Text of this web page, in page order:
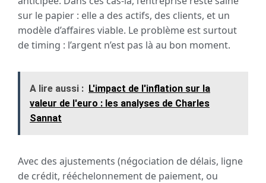
sur le papier : elle a des actifs, des clients, et un
modèle d’affaires viable. Le problème est surtout
de timing : l’argent n’est pas là au bon moment.
A lire aussi : L'impact de l'inflation sur la
valeur de l'euro : les analyses de Charles
Sannat
Avec des ajustements (négociation de délais, ligne
de crédit, rééchelonnement de paiement, ou